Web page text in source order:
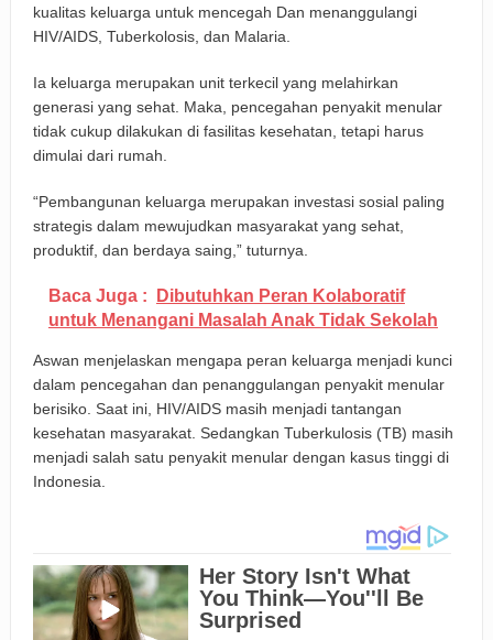
kualitas keluarga untuk mencegah Dan menanggulangi
HIV/AIDS, Tuberkolosis, dan Malaria.
Ia keluarga merupakan unit terkecil yang melahirkan
generasi yang sehat. Maka, pencegahan penyakit menular
tidak cukup dilakukan di fasilitas kesehatan, tetapi harus
dimulai dari rumah.
“Pembangunan keluarga merupakan investasi sosial paling
strategis dalam mewujudkan masyarakat yang sehat,
produktif, dan berdaya saing,” tuturnya.
Baca Juga :
Dibutuhkan Peran Kolaboratif
untuk Menangani Masalah Anak Tidak Sekolah
Aswan menjelaskan mengapa peran keluarga menjadi kunci
dalam pencegahan dan penanggulangan penyakit menular
berisiko. Saat ini, HIV/AIDS masih menjadi tantangan
kesehatan masyarakat. Sedangkan Tuberkulosis (TB) masih
menjadi salah satu penyakit menular dengan kasus tinggi di
Indonesia.